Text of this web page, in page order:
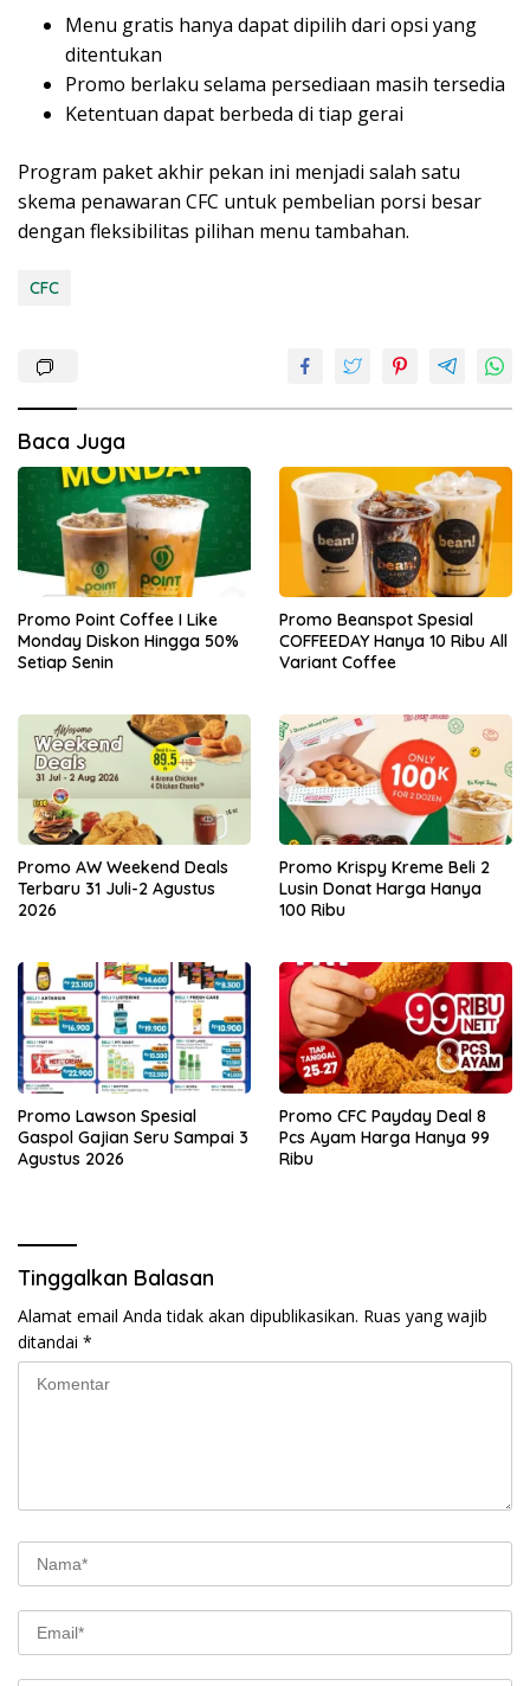
Menu gratis hanya dapat dipilih dari opsi yang
ditentukan
Promo berlaku selama persediaan masih tersedia
Ketentuan dapat berbeda di tiap gerai
Program paket akhir pekan ini menjadi salah satu
skema penawaran CFC untuk pembelian porsi besar
dengan fleksibilitas pilihan menu tambahan.
CFC
Baca Juga
Promo Point Coffee I Like
Monday Diskon Hingga 50%
Setiap Senin
Promo Beanspot Spesial
COFFEEDAY Hanya 10 Ribu All
Variant Coffee
Promo AW Weekend Deals
Terbaru 31 Juli-2 Agustus
2026
Promo Krispy Kreme Beli 2
Lusin Donat Harga Hanya
100 Ribu
Promo Lawson Spesial
Gaspol Gajian Seru Sampai 3
Agustus 2026
Promo CFC Payday Deal 8
Pcs Ayam Harga Hanya 99
Ribu
Tinggalkan Balasan
Alamat email Anda tidak akan dipublikasikan. Ruas yang wajib
ditandai *